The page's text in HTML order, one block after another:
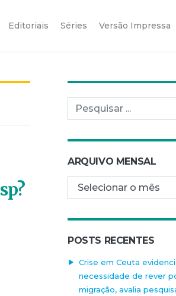
Editoriais Séries Versão Impressa
Pesquisar por:
ARQUIVO MENSAL
Arquivo mensal
POSTS RECENTES
Crise em Ceuta
necessidade de rever
migração, avalia